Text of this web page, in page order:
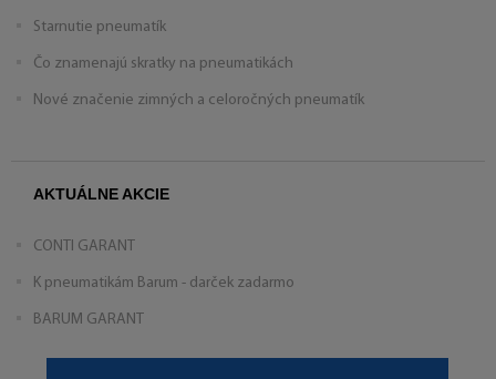
Starnutie pneumatík
Čo znamenajú skratky na pneumatikách
Nové značenie zimných a celoročných pneumatík
AKTUÁLNE AKCIE
CONTI GARANT
K pneumatikám Barum - darček zadarmo
BARUM GARANT